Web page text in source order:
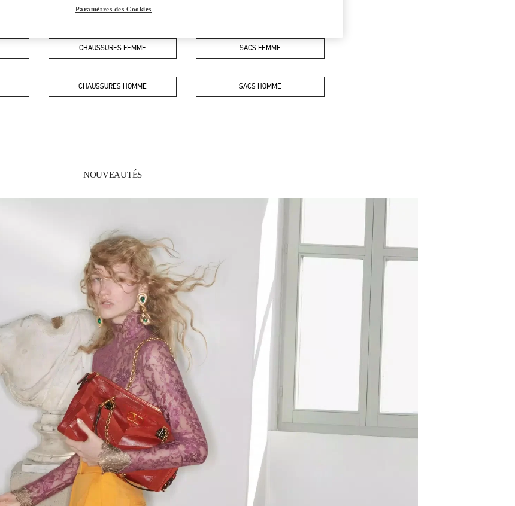
CE QUE VOUS TROUVEREZ DANS CETTE BOUTIQUE
CHAUSSURES FEMME SACS FEMME
CHAUSSURES HOMME SACS HOMME
NOUVEAUTÉS
Paramètres des Cookies